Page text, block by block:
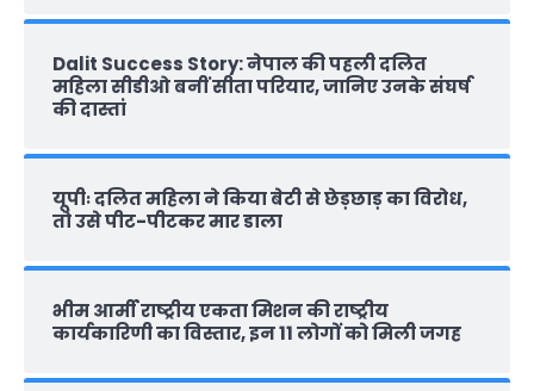
Dalit Success Story: नेपाल की पहली दलित
महिला सीडीओ बनीं सीता परियार, जानिए उनके संघर्ष
की दास्‍तां
यूपीः दलित महिला ने किया बेटी से छेड़छाड़ का विरोध,
तो उसे पीट-पीटकर मार डाला
भीम आर्मी राष्‍ट्रीय एकता मिशन की राष्‍ट्रीय
कार्यकारिणी का विस्तार, इन 11 लोगों को मिली जगह